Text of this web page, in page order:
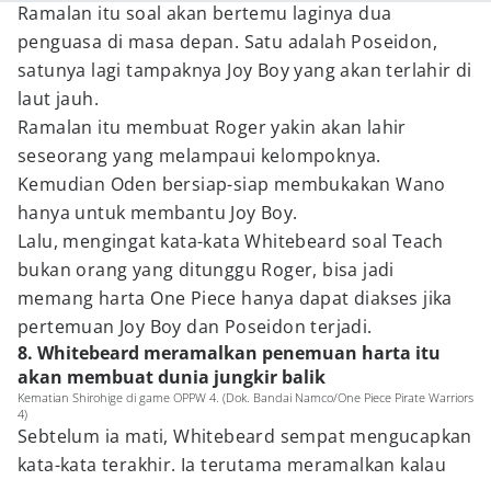
Ramalan itu soal akan bertemu laginya dua
penguasa di masa depan. Satu adalah Poseidon,
satunya lagi tampaknya Joy Boy yang akan terlahir di
laut jauh.
Ramalan itu membuat Roger yakin akan lahir
seseorang yang melampaui kelompoknya.
Kemudian Oden bersiap-siap membukakan Wano
hanya untuk membantu Joy Boy.
Lalu, mengingat kata-kata Whitebeard soal Teach
bukan orang yang ditunggu Roger, bisa jadi
memang harta One Piece hanya dapat diakses jika
pertemuan Joy Boy dan Poseidon terjadi.
8. Whitebeard meramalkan penemuan harta itu
akan membuat dunia jungkir balik
Kematian Shirohige di game OPPW 4. (Dok. Bandai Namco/One Piece Pirate Warriors
4)
Sebtelum ia mati, Whitebeard sempat mengucapkan
kata-kata terakhir. Ia terutama meramalkan kalau